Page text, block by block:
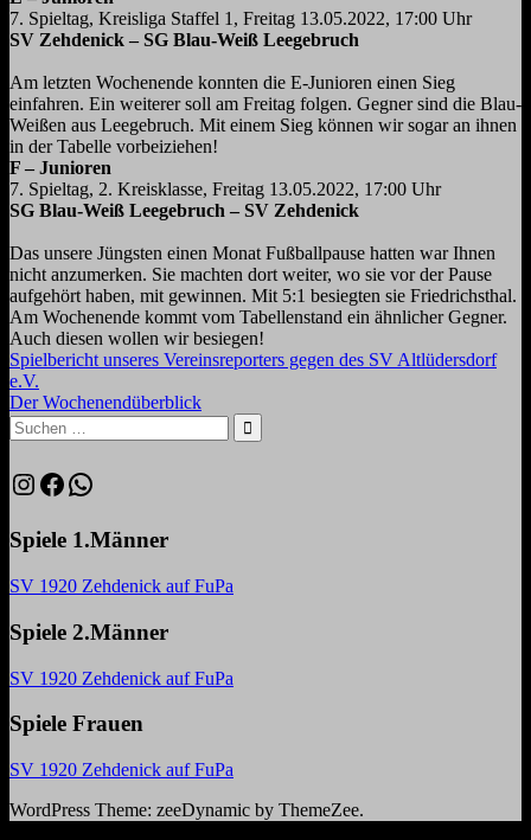
7. Spieltag, Kreisliga Staffel 1, Freitag 13.05.2022, 17:00 Uhr
SV Zehdenick – SG Blau-Weiß Leegebruch
Am letzten Wochenende konnten die E-Junioren einen Sieg
einfahren. Ein weiterer soll am Freitag folgen. Gegner sind die Blau-
Weißen aus Leegebruch. Mit einem Sieg können wirsogar an ihnen
in der Tabelle vorbeiziehen!
F – Junioren
7. Spieltag, 2. Kreisklasse, Freitag 13.05.2022, 17:00 Uhr
SG Blau-Weiß Leegebruch – SV Zehdenick
Das unsere Jüngsten einen Monat Fußballpause hatten war Ihnen
nicht anzumerken. Sie machten dort weiter, wo sie vor der Pause
aufgehört haben, mit gewinnen. Mit 5:1 besiegten sie Friedrichsthal.
Am Wochenende kommt vom Tabellenstand ein ähnlicher Gegner.
Auch diesen wollen wir besiegen!
Spielbericht unseres Vereinsreporters gegen des SV Altlüdersdorf
e.V.
Der Wochenendüberblick
Spiele 1.Männer
SV 1920 Zehdenick auf FuPa
Spiele 2.Männer
SV 1920 Zehdenick auf FuPa
Spiele Frauen
SV 1920 Zehdenick auf FuPa
WordPress Theme: zeeDynamic by ThemeZee.